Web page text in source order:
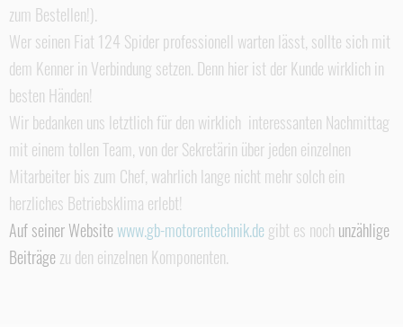
zum Bestellen!).
Wer seinen Fiat 124 Spider professionell warten lässt, sollte sich mit
dem Kenner in Verbindung setzen. Denn hier ist der Kunde wirklich in
besten Händen!
Wir bedanken uns letztlich für den wirklich interessanten Nachmittag
mit einem tollen Team, von der Sekretärin über jeden einzelnen
Mitarbeiter bis zum Chef, wahrlich lange nicht mehr solch ein
herzliches Betriebsklima erlebt!
Auf seiner Websitewww.gb-motorentechnik.de gibt es noch unzählige
Beiträge zu den einzelnen Komponenten.